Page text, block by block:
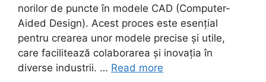
norilor de puncte în modele CAD (Computer-
Aided Design). Acest proces este esențial
pentru crearea unor modele precise și utile,
care facilitează colaborarea și inovația în
diverse industrii. … Read more